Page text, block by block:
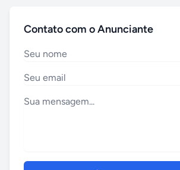
Contato com o Anunciante